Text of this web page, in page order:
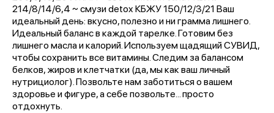
214/8/14/6,4 ~ смузи detox КБЖУ 150/12/3/21 Ваш
идеальный день: вкусно, полезно и ни грамма лишнего.
Идеальный баланс в каждой тарелке. Готовим без
лишнего масла и калорий. Используем щадящий СУВИД,
чтобы сохранить все витамины. Следим за балансом
белков, жиров и клетчатки (да, мы как ваш личный
нутрициолог). Позвольте нам заботиться о вашем
здоровье и фигуре, а себе позвольте... просто
отдохнуть.